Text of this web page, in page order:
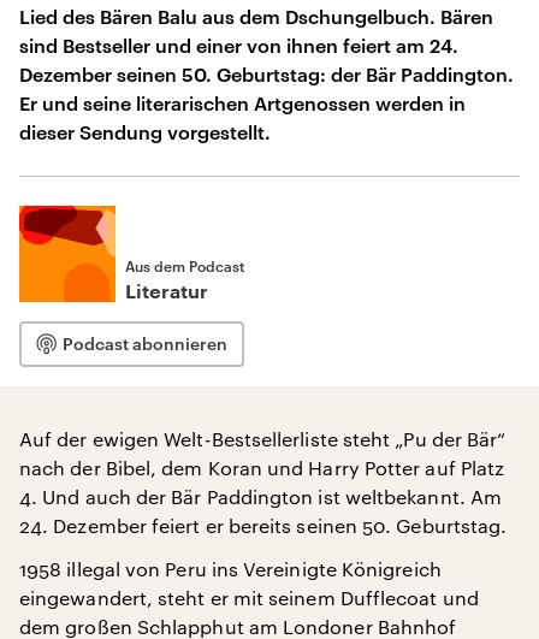
Lied des Bären Balu aus dem Dschungelbuch. Bären
sind Bestseller und einer von ihnen feiert am 24.
Dezember seinen 50. Geburtstag: der Bär Paddington.
Er und seine literarischen Artgenossen werden in
dieser Sendung vorgestellt.
Aus dem Podcast
Literatur
Podcast abonnieren
Auf der ewigen Welt-Bestsellerliste steht „Pu der Bär“
nach der Bibel, dem Koran und Harry Potter auf Platz
4. Und auch der Bär Paddington ist weltbekannt. Am
24. Dezember feiert er bereits seinen 50. Geburtstag.
1958 illegal von Peru ins Vereinigte Königreich
eingewandert, steht er mit seinem Dufflecoat und
dem großen Schlapphut am Londoner Bahnhof